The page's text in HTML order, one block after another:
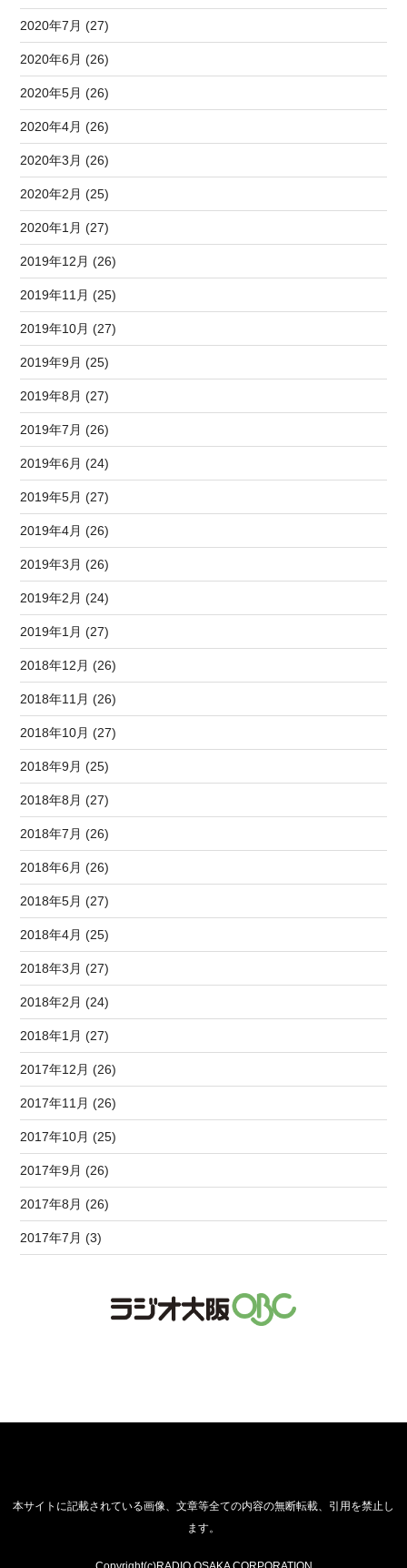
2020年7月 (27)
2020年6月 (26)
2020年5月 (26)
2020年4月 (26)
2020年3月 (26)
2020年2月 (25)
2020年1月 (27)
2019年12月 (26)
2019年11月 (25)
2019年10月 (27)
2019年9月 (25)
2019年8月 (27)
2019年7月 (26)
2019年6月 (24)
2019年5月 (27)
2019年4月 (26)
2019年3月 (26)
2019年2月 (24)
2019年1月 (27)
2018年12月 (26)
2018年11月 (26)
2018年10月 (27)
2018年9月 (25)
2018年8月 (27)
2018年7月 (26)
2018年6月 (26)
2018年5月 (27)
2018年4月 (25)
2018年3月 (27)
2018年2月 (24)
2018年1月 (27)
2017年12月 (26)
2017年11月 (26)
2017年10月 (25)
2017年9月 (26)
2017年8月 (26)
2017年7月 (3)
本サイトに記載されている画像、文章等全ての内容の無断転載、引用を禁止し
ます。